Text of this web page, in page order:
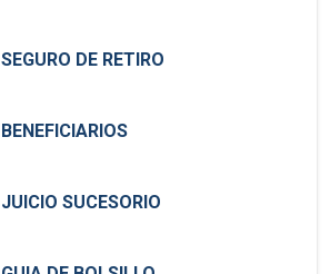
SEGURO DE RETIRO
BENEFICIARIOS
JUICIO SUCESORIO